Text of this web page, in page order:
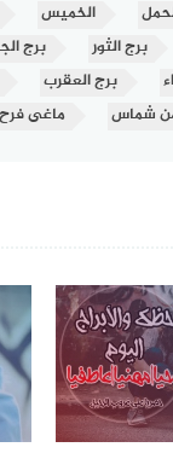
الخميس
برج الثور برج
برج العقرب
شماس ماغى فرح